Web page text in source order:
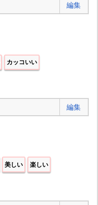
編集
カッコいい
編集
美しい 楽しい